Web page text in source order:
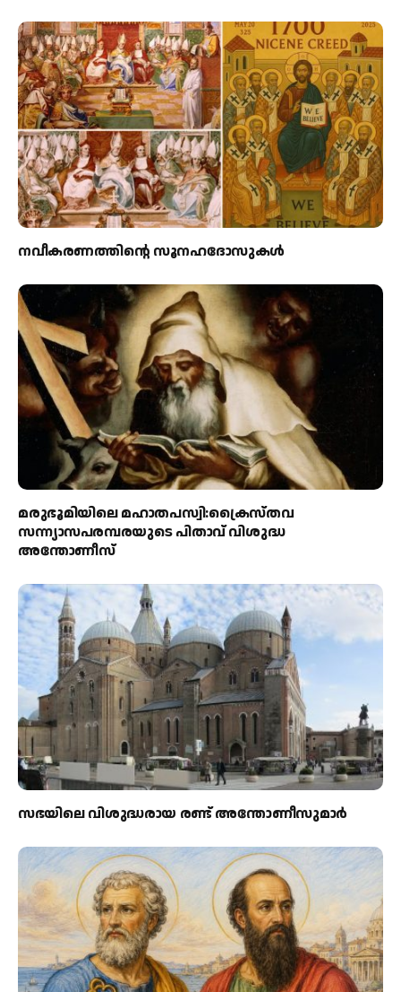
നവീകരണത്തിന്റെ സൂനഹദോസുകള്‍
മരുഭൂമിയിലെ മഹാതപസ്വി:ക്രൈസ്തവ
സന്ന്യാസപരമ്പരയുടെ പിതാവ് വിശുദ്ധ
അന്തോണീസ്
സഭയിലെ വിശുദ്ധരായ രണ്ട് അന്തോണീസുമാര്‍